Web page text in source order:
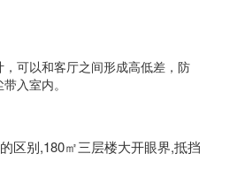
可以和客厅之间形成高低差，防
入室内。